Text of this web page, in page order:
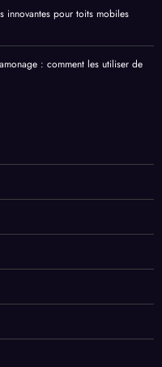
innovantes pour toits mobiles
: comment les utiliser de